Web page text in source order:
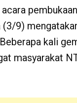
9)
kali
masyarakat